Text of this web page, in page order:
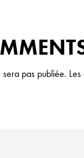
pas publiée.